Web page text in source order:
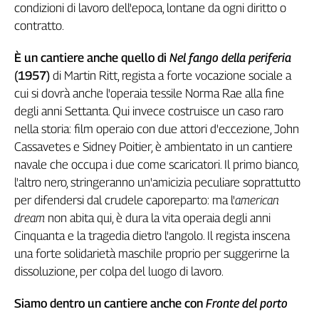
Collettiva
Rubriche
Collettiva
Talk
La
settimana
Girasoli
Il
Linea
Economica
Tech
It
Easy
Inserti
condizioni di lavoro dell'epoca, lontane da ogni diritto o
contratto.
È un cantiere anche quello di Nel fango della periferia
(1957) di Martin Ritt, regista a forte vocazione sociale a
cui si dovrà anche l'operaia tessile Norma Rae alla fine
degli anni Settanta. Qui invece costruisce un caso raro
nella storia: film operaio con due attori d'eccezione, John
Cassavetes e Sidney Poitier, è ambientato in un cantiere
navale che occupa i due come scaricatori. Il primo bianco,
l'altro nero, stringeranno un'amicizia peculiare soprattutto
per difendersi dal crudele caporeparto: ma l'american
dream non abita qui, è dura la vita operaia degli anni
Cinquanta e la tragedia dietro l'angolo. Il regista inscena
una forte solidarietà maschile proprio per suggerirne la
dissoluzione, per colpa del luogo di lavoro.
Siamo dentro un cantiere anche con Fronte del porto